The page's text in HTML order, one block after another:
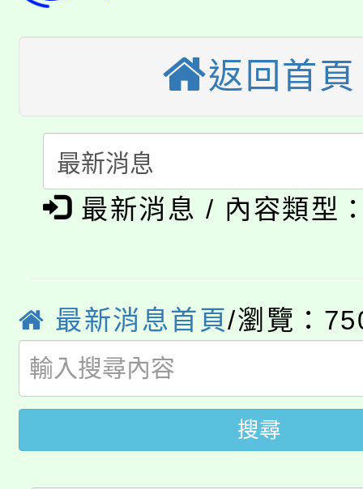
《TA101》溝通分析基
程，歡迎學生輔導中心
心理、諮商輔導、社會
系所師生報名參加。
轉知苗栗縣政府辦理
門員」簡章及活動海報
踴躍報名參加。
桃園市115學年度學生
要點
「桃園市補助參觀特色
展演活動實施計畫」
淨零綠領人才培育課程
公告本校115學年度第
車」活動
桃園市115學年度學生
生本土語及新住民語歌
公告本校115學年度第
代理(課)教師甄選結果(
公告本校115學年度第
代理(課)教師甄選結果
轉知中國文化大學推廣
返回首頁
最新消息 / 內容類型
最新消息首頁/瀏覽：
搜尋